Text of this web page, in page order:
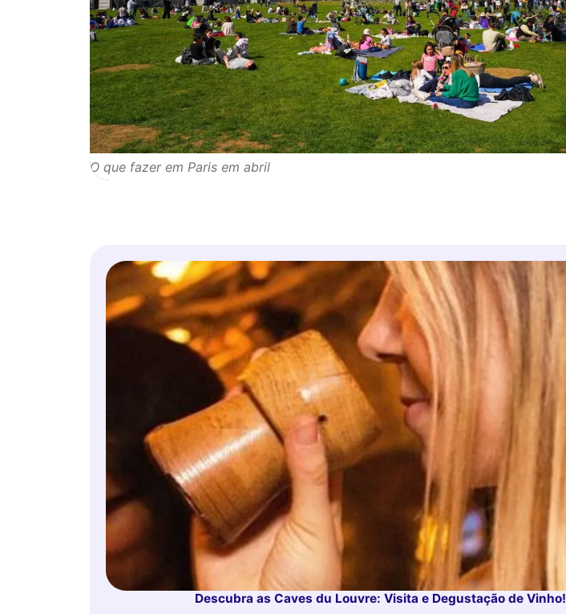
O que fazer em Paris em abril
Descubra as Caves du Louvre: Visita e Degustação de Vinho!